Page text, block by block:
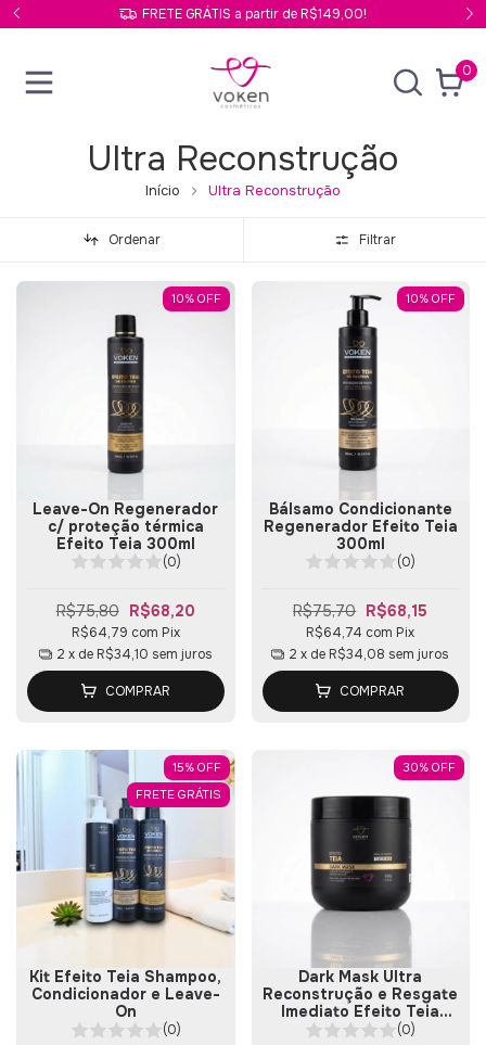
FRETE GRÁTIS a partir de R$149,00!
0
Ultra Reconstrução
Início Ultra Reconstrução
Ordenar Filtrar
10% OFF
Leave-On Regenerador
c/ proteção térmica
Efeito Teia 300ml
(0)
R$75,80 R$68,20
R$64,79 com Pix
2 x de R$34,10 sem juros
COMPRAR
10% OFF
Bálsamo Condicionante
Regenerador Efeito Teia
300ml
(0)
R$75,70 R$68,15
R$64,74 com Pix
2 x de R$34,08 sem juros
COMPRAR
15% OFF
FRETE GRÁTIS
Kit Efeito Teia Shampoo,
Condicionador e Leave-
On
(0)
30% OFF
Dark Mask Ultra
Reconstrução e Resgate
Imediato Efeito Teia
500g
(0)